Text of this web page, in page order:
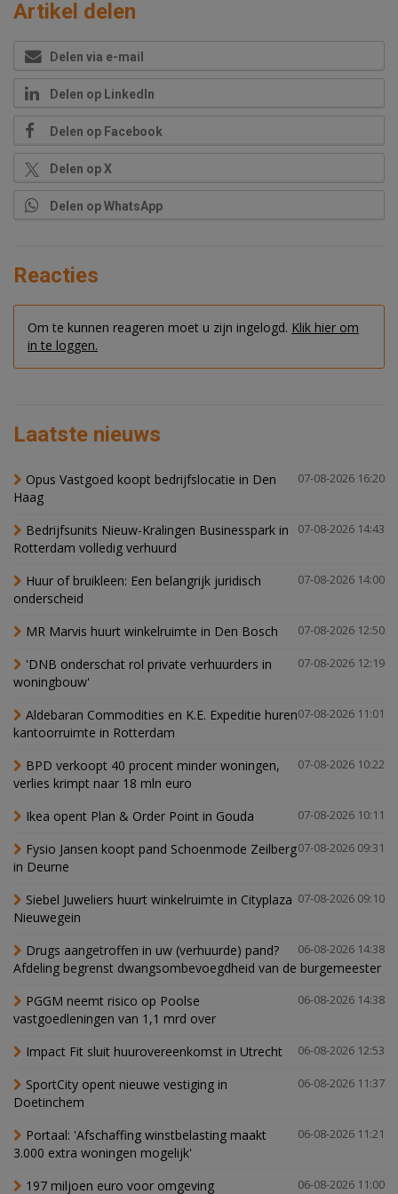
Artikel delen
Delen via e-mail
Delen op LinkedIn
Delen op Facebook
Delen op X
Delen op WhatsApp
Reacties
Om te kunnen reageren moet u zijn ingelogd. Klik hier om
in te loggen.
Laatste nieuws
07-08-2026 16:20
Opus Vastgoed koopt bedrijfslocatie in Den
Haag
07-08-2026 14:43
Bedrijfsunits Nieuw-Kralingen Businesspark in
Rotterdam volledig verhuurd
07-08-2026 14:00
Huur of bruikleen: Een belangrijk juridisch
onderscheid
07-08-2026 12:50
MR Marvis huurt winkelruimte in Den Bosch
07-08-2026 12:19
'DNB onderschat rol private verhuurders in
woningbouw'
07-08-2026 11:01
Aldebaran Commodities en K.E. Expeditie huren
kantoorruimte in Rotterdam
07-08-2026 10:22
BPD verkoopt 40 procent minder woningen,
verlies krimpt naar 18 mln euro
07-08-2026 10:11
Ikea opent Plan & Order Point in Gouda
07-08-2026 09:31
Fysio Jansen koopt pand Schoenmode Zeilberg
in Deurne
07-08-2026 09:10
Siebel Juweliers huurt winkelruimte in Cityplaza
Nieuwegein
06-08-2026 14:38
Drugs aangetroffen in uw (verhuurde) pand?
Afdeling begrenst dwangsombevoegdheid van de burgemeester
06-08-2026 14:38
PGGM neemt risico op Poolse
vastgoedleningen van 1,1 mrd over
06-08-2026 12:53
Impact Fit sluit huurovereenkomst in Utrecht
06-08-2026 11:37
SportCity opent nieuwe vestiging in
Doetinchem
06-08-2026 11:21
Portaal: 'Afschaffing winstbelasting maakt
3.000 extra woningen mogelijk'
06-08-2026 11:00
197 miljoen euro voor omgeving